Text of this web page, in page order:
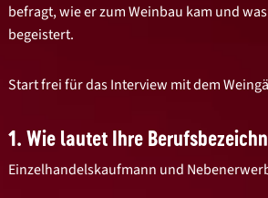
befragt, wie er zum Weinbau kam und
begeistert.
Start frei für das Interview mit dem
1. Wie lautet Ihre
Einzelhandelskaufmann und